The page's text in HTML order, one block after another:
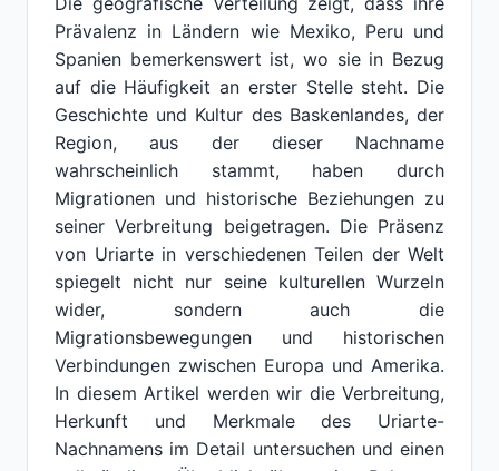
Prävalenz in Ländern wie Mexiko, Peru und
Spanien bemerkenswert ist, wo sie in Bezug
auf die Häufigkeit an erster Stelle steht. Die
Geschichte und Kultur des Baskenlandes, der
Region, aus der dieser Nachname
wahrscheinlich stammt, haben durch
Migrationen und historische Beziehungen zu
seiner Verbreitung beigetragen. Die Präsenz
von Uriarte in verschiedenen Teilen der Welt
spiegelt nicht nur seine kulturellen Wurzeln
wider, sondern auch die
Migrationsbewegungen und historischen
Verbindungen zwischen Europa und Amerika.
In diesem Artikel werden wir die Verbreitung,
Herkunft und Merkmale des Uriarte-
Nachnamens im Detail untersuchen und einen